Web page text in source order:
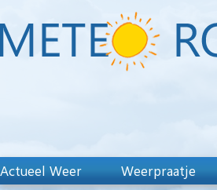
Actueel Weer Weerpraatje